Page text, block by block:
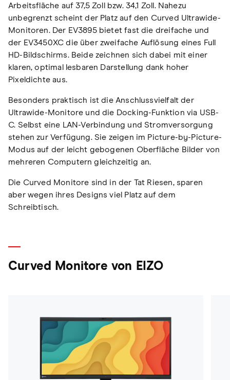
Arbeitsfläche auf 37,5 Zoll bzw. 34,1 Zoll. Nahezu
unbegrenzt scheint der Platz auf den Curved Ultrawide-
Monitoren. Der EV3895 bietet fast die dreifache und
der EV3450XC die über zweifache Auflösung eines Full
HD-Bildschirms. Beide zeichnen sich dabei mit einer
klaren, optimal lesbaren Darstellung dank hoher
Pixeldichte aus.
Besonders praktisch ist die Anschlussvielfalt der
Ultrawide-Monitore und die Docking-Funktion via USB-
C. Selbst eine LAN-Verbindung und Stromversorgung
stehen zur Verfügung. Sie zeigen im Picture-by-Picture-
Modus auf der leicht gebogenen Oberfläche Bilder von
mehreren Computern gleichzeitig an.
Die Curved Monitore sind in der Tat Riesen, sparen
aber wegen ihres Designs viel Platz auf dem
Schreibtisch.
Curved Monitore von EIZO